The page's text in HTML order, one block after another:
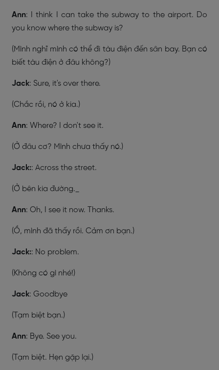
Ann: I think I can take the subway to the airport. Do
you know where the subway is?
(Mình nghĩ mình có thể đi tàu điện đến sân bay. Bạn có
biết tàu điện ở đâu không?)
Jack: Sure, it's over there.
(Chắc rồi, nó ở kia.)
Ann: Where? I don't see it.
(Ở đâu cơ? Mình chưa thấy nó.)
Jack:: Across the street.
(Ở bên kia đường._
Ann: Oh, I see it now. Thanks.
(Ồ, mình đã thấy rồi. Cảm ơn bạn.)
Jack:: No problem.
(Không có gì nhé!)
Jack: Goodbye
(Tạm biệt bạn.)
Ann: Bye. See you.
(Tạm biệt. Hẹn gặp lại.)